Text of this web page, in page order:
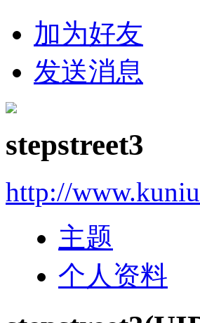
加为好友
发送消息
stepstreet3
http://
主题
个人资料